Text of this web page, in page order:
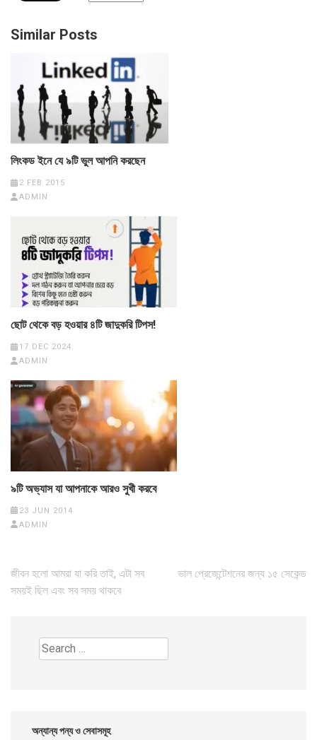
Similar Posts
লিংকড ইনে যে ৯টি ভুল আপনি করছেন
2 FEB 2015
ADMIN
ছোট থেকে বড় হওয়ার ৪টি জাদুকরি টিপস!
17 DEC 2024
ADMIN
৯টি অভ্যাস যা আপনাকে আরও সুখী করবে
23 JUN 2014
ADMIN
Post
navigation
জীবন হলো আমরা যা করি তাই, এটা সব
সময়ই ছিল এবং সব সময় থাকবে
ভাল প্রেজেন্টেশনের জন্য ১৫ সেকেন্ড
Search
for:
অন্যান্য পন্য ও সেবাসমূহ